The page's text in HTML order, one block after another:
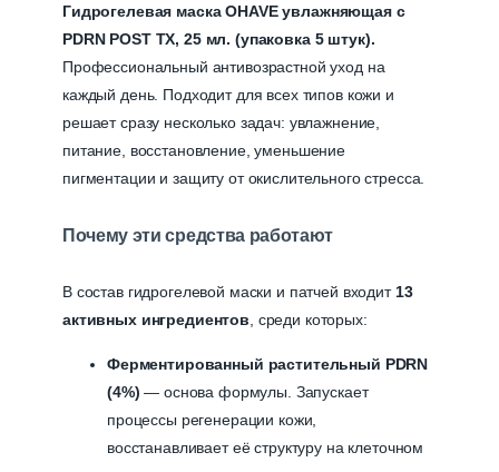
с
PDRN
POST
TX
Гидрогелевая маска OHAVE увлажняющая с
PDRN POST TX, 25 мл. (упаковка 5 штук).
Профессиональный антивозрастной уход на
каждый день. Подходит для всех типов кожи и
решает сразу несколько задач: увлажнение,
питание, восстановление, уменьшение
пигментации и защиту от окислительного стресса.
Почему эти средства работают
В состав гидрогелевой маски и патчей входит13
активных ингредиентов, среди которых:
Ферментированный растительный PDRN
(4%) — основа формулы. Запускает
процессы регенерации кожи,
восстанавливает её структуру на клеточном